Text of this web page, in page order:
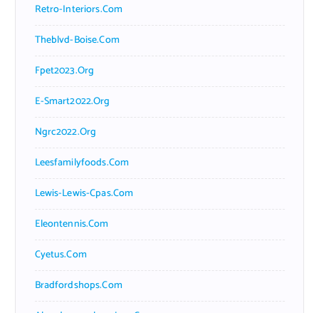
Retro-Interiors.com
Theblvd-Boise.com
Fpet2023.org
E-Smart2022.org
Ngrc2022.org
Leesfamilyfoods.com
Lewis-Lewis-Cpas.com
Eleontennis.com
Cyetus.com
Bradfordshops.com